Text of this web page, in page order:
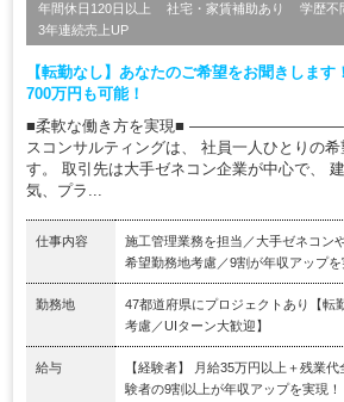
年間休日120日以上 社宅・家賃補助あり 学歴不
3年連続売上UP
【転勤なし】あなたのご希望をお聞きしま
700万円も可能！
■柔軟な働き方を実現■ ――――――――――
スコンサルティングは、 社員一人ひとりの
す。 取引先は大手ゼネコン企業が中心で、
気、プラ...
仕事内容
施工管理業務を担当／大手ゼネコン
希望勤務地考慮／9割が年収アップを
勤務地
47都道府県にプロジェクトあり【転
考慮／UIターン大歓迎】
給与
【経験者】 月給35万円以上＋残業
験者の9割以上が年収アップを実現！